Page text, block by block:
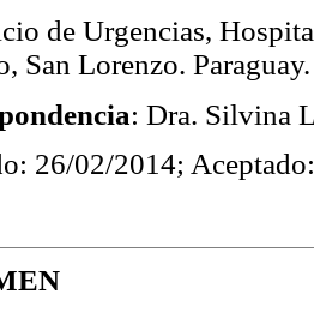
de Urgencias,
San Lorenzo. Paraguay.
: Dra. Silvina
26/02/2014;